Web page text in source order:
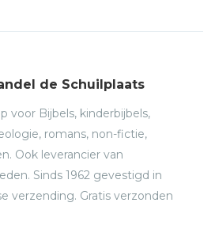
de Schuilplaats
voor Bijbels, kinderbijbels,
romans, non-fictie,
Ook leverancier van
Sinds 1962 gevestigd in
verzending. Gratis verzonden